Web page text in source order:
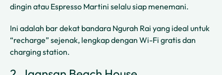
dingin atau Espresso Martini selalu siap menemani.
Ini adalah bar dekat bandara Ngurah Rai yang ideal untuk
“recharge” sejenak, lengkap dengan Wi-Fi gratis dan
charging station.